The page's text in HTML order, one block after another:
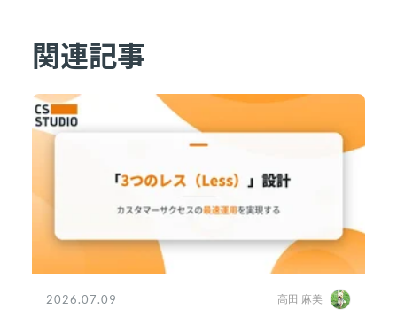
関連記事
2026.07.09 高田 麻美